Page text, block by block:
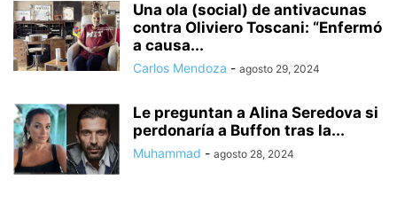
Una ola (social) de antivacunas
contra Oliviero Toscani: “Enfermó
a causa...
Carlos Mendoza - agosto 29, 2024
Le preguntan a Alina Seredova si
perdonaría a Buffon tras la...
Muhammad - agosto 28, 2024